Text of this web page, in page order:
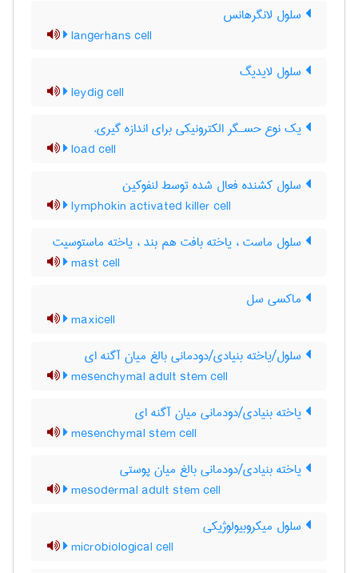
سلول لانگرهانس
langerhans cell
سلول لایدیگ
leydig cell
یك نوع حسـگر الكترونیكی برای اندازه گیری.
load cell
سلول کشنده فعال شده توسط لنفوکین
lymphokin activated killer cell
سلول ماست ، یاخته بافت هم بند ، یاخته ماستوسیت
mast cell
ماکسی سل
maxicell
سلول/یاخته بنیادی/دودمانی بالغ میان آگنه ای
mesenchymal adult stem cell
یاخته بنیادی/دودمانی میان آگنه ای
mesenchymal stem cell
یاخته بنیادی/دودمانی بالغ میان پوستی
mesodermal adult stem cell
سلول میکروبیولوژیکی
microbiological cell